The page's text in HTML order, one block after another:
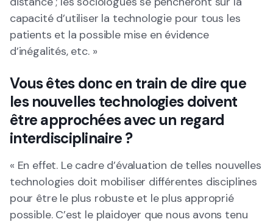
capacité d’utiliser la technologie pour tous les
patients et la possible mise en évidence
d’inégalités, etc. »
Vous êtes donc en train de dire que
les nouvelles technologies doivent
être approchées avec un regard
interdisciplinaire ?
« En effet. Le cadre d’évaluation de telles nouvelles
technologies doit mobiliser différentes disciplines
pour être le plus robuste et le plus approprié
possible. C’est le plaidoyer que nous avons tenu